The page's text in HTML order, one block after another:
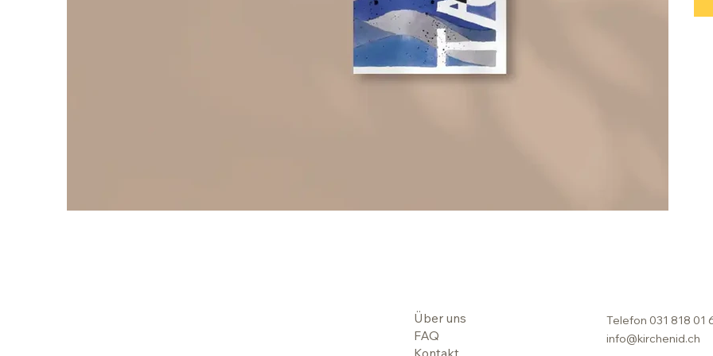
Telefon 031 818 01
info@kirchenid.ch
Über uns
FAQ
Kontakt